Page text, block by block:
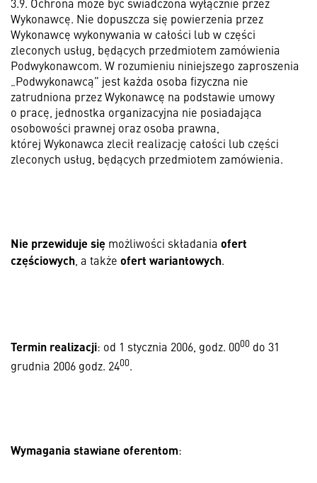
Wykonawcę. Nie dopuszcza się powierzenia przez
Wykonawcę wykonywania w całości lub w części
zleconych usług, będących przedmiotem zamówienia
Podwykonawcom. W rozumieniu niniejszego zaproszenia
„Podwykonawcą” jest każda osoba fizyczna nie
zatrudniona przez Wykonawcę na podstawie umowy
o pracę, jednostka organizacyjna nie posiadająca
osobowości prawnej oraz osoba prawna,
której Wykonawca zlecił realizację całości lub części
zleconych usług, będących przedmiotem zamówienia.
Nie przewiduje się możliwości składania ofert
częściowych , a także ofert wariantowych.
Termin realizacji: od 1 stycznia 2006, godz. 0000 do 31
grudnia 2006 godz. 2400.
Wymagania stawiane oferentom: